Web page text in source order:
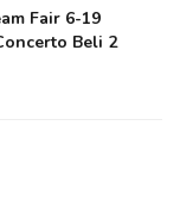
Fair 6-19
Beli 2